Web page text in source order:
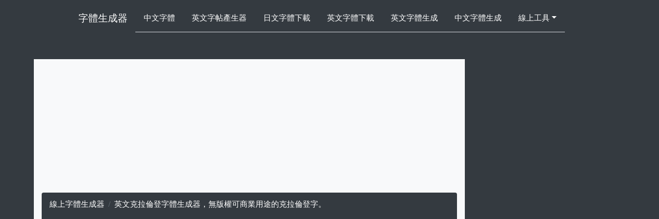
字體生成器 中文字體 英文字帖產生器 日文字體下載 英文字體下載 英文字體生成 中文字體生成 線上工具
線上字體生成器 英文克拉倫登字體生成器，無版權可商業用途的克拉倫登字。